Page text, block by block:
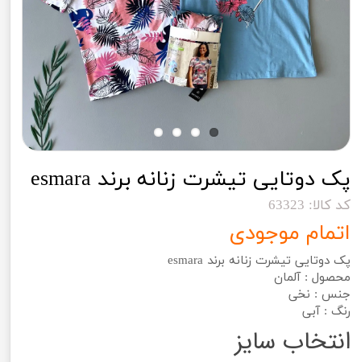
پک دوتایی تیشرت زنانه برند esmara
کد کالا: 63323
اتمام موجودی
پک دوتایی تیشرت زنانه برند esmara
محصول : آلمان
جنس : نخی
رنگ : آبی
انتخاب سایز